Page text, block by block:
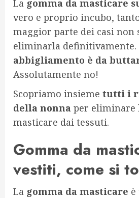
La gomma da masticare
vero e proprio incubo,
maggior parte dei casi non
eliminarla definitivamente.
abbigliamento è da
Assolutamente no!
Scopriamo insieme tutti i
della nonna per eliminare
masticare dai tessuti.
Gomma da
vestiti, come si
La gomma da masticare è